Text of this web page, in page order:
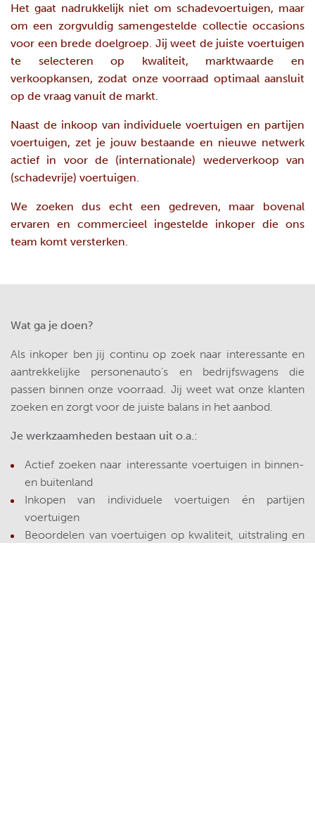
Het gaat nadrukkelijk niet om schadevoertuigen, maar
om een zorgvuldig samengestelde collectie occasions
voor een brede doelgroep. Jij weet de juiste voertuigen
te selecteren op kwaliteit, marktwaarde en
verkoopkansen, zodat onze voorraad optimaal aansluit
op de vraag vanuit de markt.
Naast de inkoop van individuele voertuigen en partijen
voertuigen, zet je jouw bestaande en nieuwe netwerk
actief in voor de (internationale) wederverkoop van
(schadevrije) voertuigen.
We zoeken dus echt een gedreven, maar bovenal
ervaren en commercieel ingestelde inkoper die ons
team komt versterken.
Wat ga je doen?
Als inkoper ben jij continu op zoek naar interessante en
aantrekkelijke personenauto’s en bedrijfswagens die
passen binnen onze voorraad. Jij weet wat onze klanten
zoeken en zorgt voor de juiste balans in het aanbod.
Je werkzaamheden bestaan uit o.a.:
Actief zoeken naar interessante voertuigen in binnen-
en buitenland
Inkopen van individuele voertuigen én partijen
voertuigen
Beoordelen van voertuigen op kwaliteit, uitstraling en